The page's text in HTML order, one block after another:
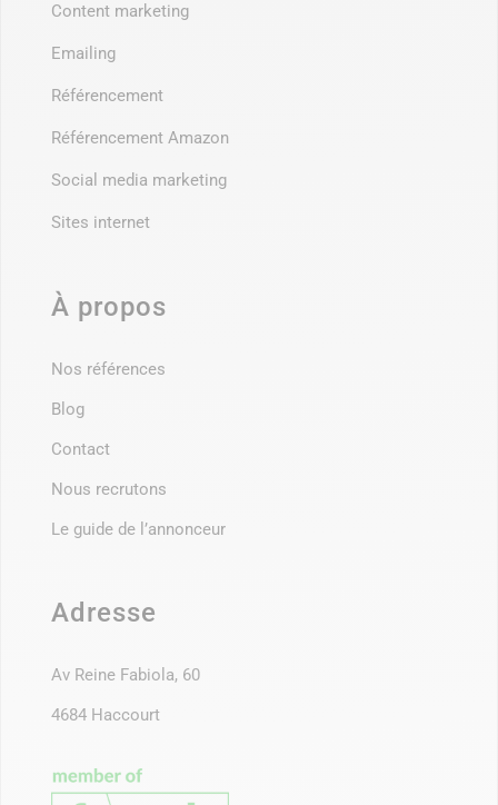
Content marketing
Emailing
Référencement
Référencement Amazon
Social media marketing
Sites internet
À propos
Nos références
Blog
Contact
Nous recrutons
Le guide de l’annonceur
Adresse
Av Reine Fabiola, 60
4684 Haccourt